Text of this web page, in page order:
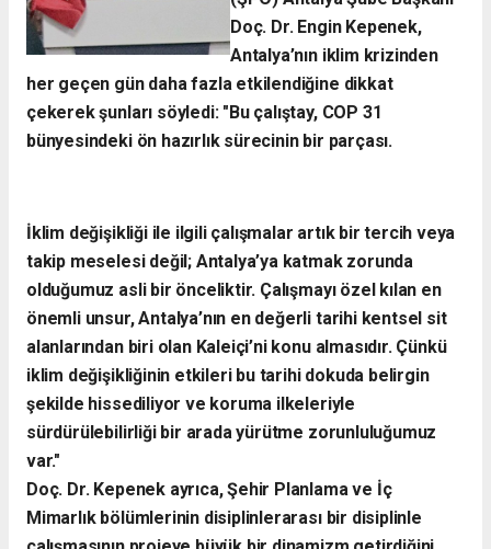
Doç. Dr. Engin Kepenek,
Antalya’nın iklim krizinden
her geçen gün daha fazla etkilendiğine dikkat
çekerek şunları söyledi: ​"Bu çalıştay, COP 31
bünyesindeki ön hazırlık sürecinin bir parçası.
İklim değişikliği ile ilgili çalışmalar artık bir tercih veya
takip meselesi değil; Antalya’ya katmak zorunda
olduğumuz asli bir önceliktir. Çalışmayı özel kılan en
önemli unsur, Antalya’nın en değerli tarihi kentsel sit
alanlarından biri olan Kaleiçi’ni konu almasıdır. Çünkü
iklim değişikliğinin etkileri bu tarihi dokuda belirgin
şekilde hissediliyor ve koruma ilkeleriyle
sürdürülebilirliği bir arada yürütme zorunluluğumuz
var."
​Doç. Dr. Kepenek ayrıca, Şehir Planlama ve İç
Mimarlık bölümlerinin disiplinlerarası bir disiplinle